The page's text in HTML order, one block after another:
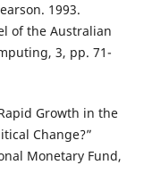
1993.
of the Australian
3, pp. 71-
Growth in the
Change?”
Monetary Fund,